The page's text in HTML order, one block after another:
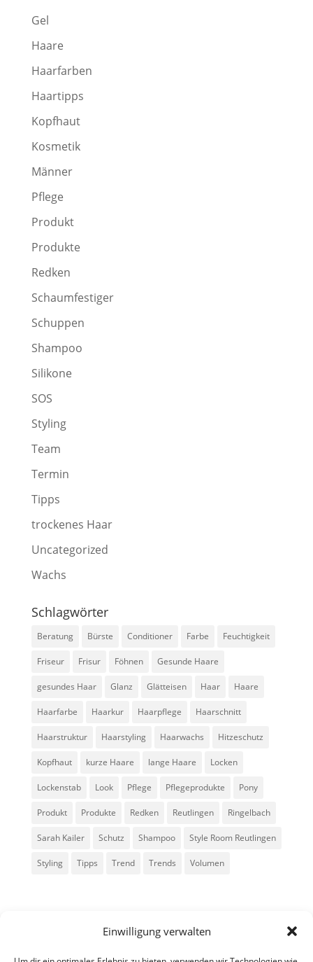
Einwilligung verwalten
Gel
Haare
Haarfarben
Haartipps
Kopfhaut
Kosmetik
Männer
Pflege
Produkt
Produkte
Redken
Schaumfestiger
Schuppen
Shampoo
Silikone
SOS
Styling
Team
Termin
Tipps
trockenes Haar
Uncategorized
Wachs
Schlagwörter
Beratung Bürste Conditioner Farbe Feuchtigkeit
Friseur Frisur Föhnen Gesunde Haare
gesundes Haar Glanz Glätteisen Haar Haare
Haarfarbe Haarkur Haarpflege Haarschnitt
Haarstruktur Haarstyling Haarwachs Hitzeschutz
Kopfhaut kurze Haare lange Haare Locken
Lockenstab Look Pflege Pflegeprodukte Pony
Produkt Produkte Redken Reutlingen Ringelbach
Sarah Kailer Schutz Shampoo Style Room Reutlingen
Styling Tipps Trend Trends Volumen